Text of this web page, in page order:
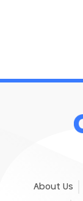
About Us